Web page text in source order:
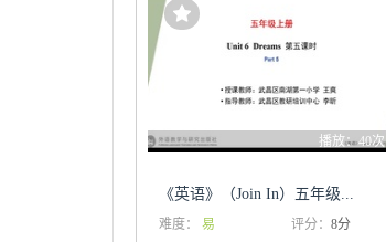
播放：40次
《英语》（Join In）五年级...
难度： 易 评分： 8分